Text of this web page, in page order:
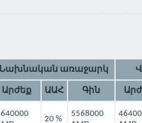
Նախնական առաջարկ
Արժեք ԱԱՀ Գին
20 %
5568000